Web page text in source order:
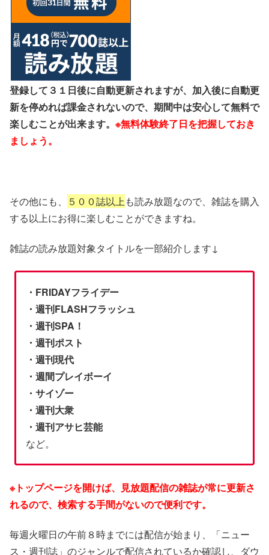
登録して３１日後に自動更新されますが、加入後に自動更
新を停めれば課金されないので、期間中は安心して無料で
楽しむことが出来ます。 ※無料体験終了日を把握しておき
ましょう。
その他にも、 ５００誌以上も読み放題なので、雑誌を購入
する以上にお得に楽しむことができますね。
雑誌の読み放題対象タイトルを一部紹介します↓
・FRIDAYフライデー
・週刊FLASHフラッシュ
・週刊SPA！
・週刊ポスト
・週刊現代
・週間プレイボーイ
・サイゾー
・週刊大衆
・週刊アサヒ芸能
など。
※トップページを開けば、見放題配信の雑誌が常に更新さ
れるので、検索する手間がないので便利です。
毎週火曜日の午前８時までには配信が始まり、「ニュー
ス・週刊誌」のジャンルで配信されているか確認し、ダウ